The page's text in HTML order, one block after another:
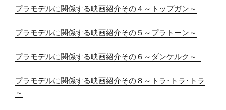
プラモデルに関係する映画紹介その４～トップガン～
プラモデルに関係する映画紹介その５～プラトーン～
プラモデルに関係する映画紹介その８～トラ･トラ･トラ
～